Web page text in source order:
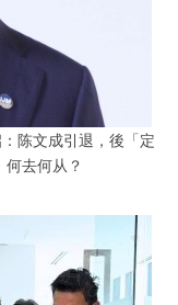
陈文成引退，後「定
去何从？